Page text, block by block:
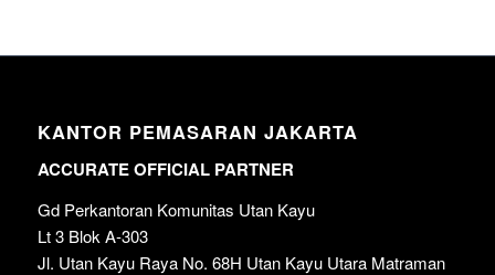
KANTOR PEMASARAN JAKARTA
ACCURATE OFFICIAL PARTNER
Gd Perkantoran Komunitas Utan Kayu
Lt 3 Blok A-303
Jl. Utan Kayu Raya No. 68H Utan Kayu Utara Matraman